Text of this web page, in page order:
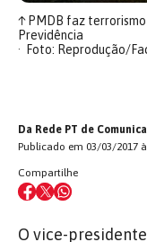
↑PMDB faz
Previdência
Foto: Reprodução/
Da Rede PT de
Publicado em 03/03/2017
Compartilhe
O vice-